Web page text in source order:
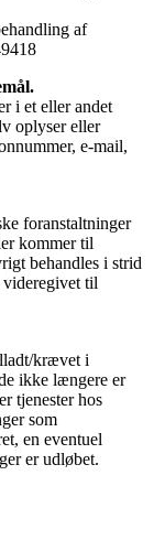
af
i et eller andet
oplyser eller
e-mail,
foranstaltninger
kommer til
behandles i strid
til
krævet i
ikke længere er
tjenester hos
som
en eventuel
er udløbet.